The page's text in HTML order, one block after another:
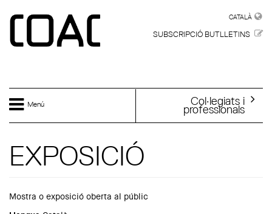
CATALÀ
SUBSCRIPCIÓ BUTLLETINS
Menú Col·legiats i
professionals
EXPOSICIÓ
Mostra o exposició oberta al públic